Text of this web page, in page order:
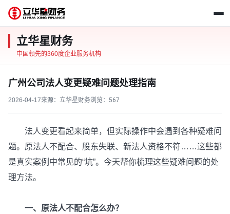
立华星财务
中国领先的360度企业服务机构
广州公司法人变更疑难问题处理指南
2026-04-17来源：立华星财务浏览： 567
法人变更看起来简单，但实际操作中会遇到各种疑难问
题。原法人不配合、股东失联、新法人资格不符……这些都
是真实案例中常见的“坑”。今天帮你梳理这些疑难问题的处
理方法。
一、原法人不配合怎么办？